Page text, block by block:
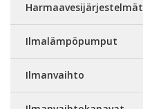
Harmaavesijärjestelmät
Ilmalämpöpumput
Ilmanvaihto